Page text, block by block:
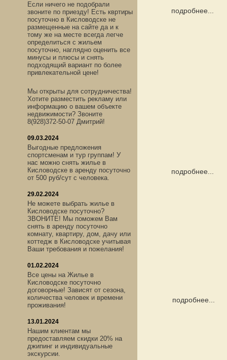
подробнее...
подробнее...
подробнее...
Если ничего не подобрали
звоните по приезду! Есть квртиры
посуточно в Кисловодске не
размещенные на сайте да и к
тому же на месте всегда легче
определиться с жильем
посуточно, наглядно оценить все
минусы и плюсы и снять
подходящий вариант по более
привлекательной цене!
Мы открыты для сотрудничества!
Хотите разместить рекламу или
информацию о вашем объекте
недвижимости? Звоните
8(928)372-50-07 Дмитрий!
09.03.2024
Выгодные предложения
спортсменам и тур группам! У
нас можно снять жилье в
Кисловодске в аренду посуточно
от 500 руб/сут с человека.
29.02.2024
Не можете выбрать жилье в
Кисловодске посуточно?
ЗВОНИТЕ! Мы поможем Вам
снять в аренду посуточно
комнату, квартиру, дом, дачу или
коттедж в Кисловодске учитывая
Ваши требования и пожелания!
01.02.2024
Все цены на Жилье в
Кисловодске посуточно
договорные! Зависят от сезона,
количества человек и времени
проживания!
13.01.2024
Нашим клиентам мы
предоставляем скидки 20% на
джипинг и индивидуальные
экскурсии.